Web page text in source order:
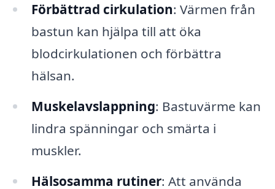
Förbättrad cirkulation: Värmen från
bastun kan hjälpa till att öka
blodcirkulationen och förbättra
hälsan.
Muskelavslappning: Bastuvärme kan
lindra spänningar och smärta i
muskler.
Hälsosamma rutiner: Att använda